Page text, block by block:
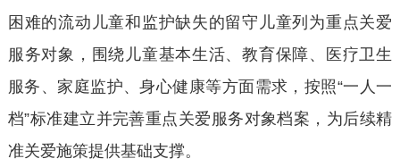
困难的流动儿童和监护缺失的留守儿童列为重点关爱
服务对象，围绕儿童基本生活、教育保障、医疗卫生
服务、家庭监护、身心健康等方面需求，按照“一人一
档”标准建立并完善重点关爱服务对象档案，为后续精
准关爱施策提供基础支撑。